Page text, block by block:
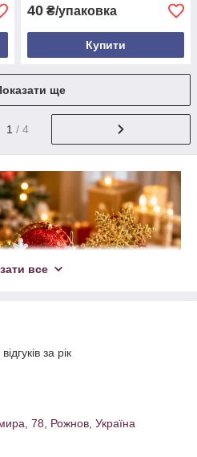
40 ₴/упаковка
Купити
ще
1 / 4
все
за рік
78, Рожнов, Україна